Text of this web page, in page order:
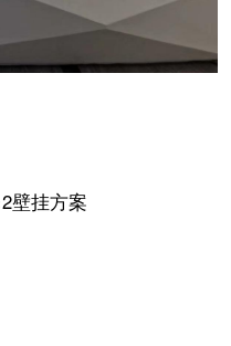
壁挂方案